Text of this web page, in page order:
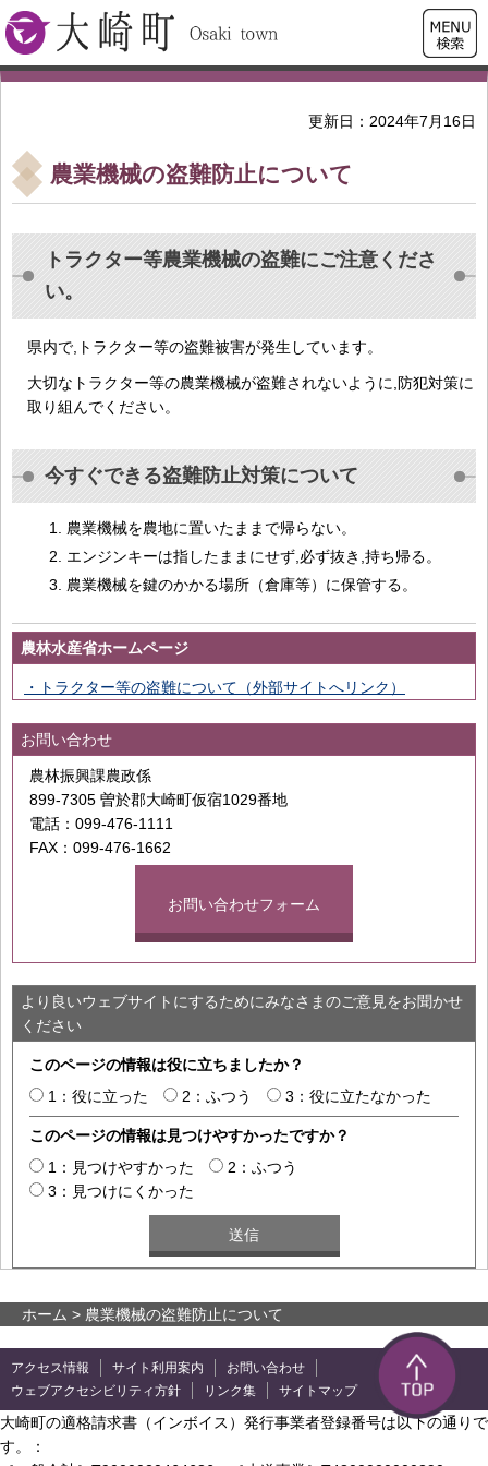
大崎町
検索・
共通メ
ニュー
更新日：2024年7月16日
農業機械の盗難防止について
トラクター等農業機械の盗難にご注意くださ
い。
県内で,トラクター等の盗難被害が発生しています。
大切なトラクター等の農業機械が盗難されないように,防犯対策に
取り組んでください。
今すぐできる盗難防止対策について
農業機械を農地に置いたままで帰らない。
エンジンキーは指したままにせず,必ず抜き,持ち帰る。
農業機械を鍵のかかる場所（倉庫等）に保管する。
農林水産省ホームページ
・トラクター等の盗難について（外部サイトへリンク）
お問い合わせ
農林振興課農政係
899-7305 曽於郡大崎町仮宿1029番地
電話：099-476-1111
FAX：099-476-1662
お問い合わせフォーム
より良いウェブサイトにするためにみなさまのご意見をお聞かせ
ください
このページの情報は役に立ちましたか？
1：役に立った
2：ふつう 3：役に立たなかった
このページの情報は見つけやすかったですか？
1：見つけやすかった
2：ふつう
3：見つけにくかった
ホーム > 農業機械の盗難防止について
アクセス情報 サイト利用案内
お問い合わせ
ウェブアクセシビリティ方針
リンク集 サイトマップ
大崎町の適格請求書（インボイス）発行事業者登録番号は以下の通りで
す。：